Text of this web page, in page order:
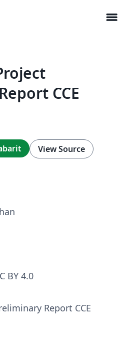
menu
CCE
View Source
BY 4.0
Report CCE